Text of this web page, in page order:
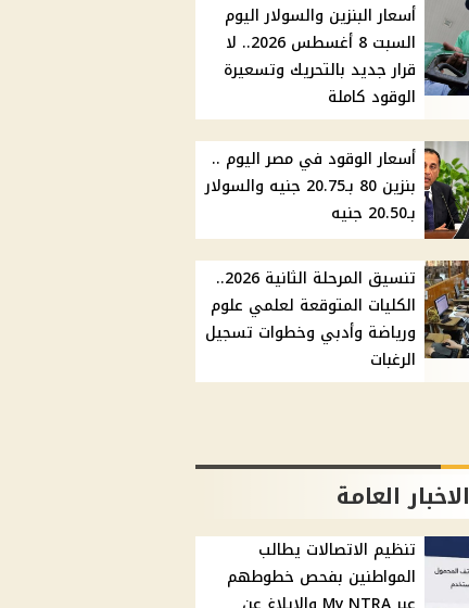
أسعار البنزين والسولار اليوم
السبت 8 أغسطس 2026.. لا
قرار جديد بالتحريك وتسعيرة
الوقود كاملة
أسعار الوقود في مصر اليوم ..
بنزين 80 بـ20.75 جنيه والسولار
بـ20.50 جنيه
تنسيق المرحلة الثانية 2026..
الكليات المتوقعة لعلمي علوم
ورياضة وأدبي وخطوات تسجيل
الرغبات
الاخبار العامة
تنظيم الاتصالات يطالب
المواطنين بفحص خطوطهم